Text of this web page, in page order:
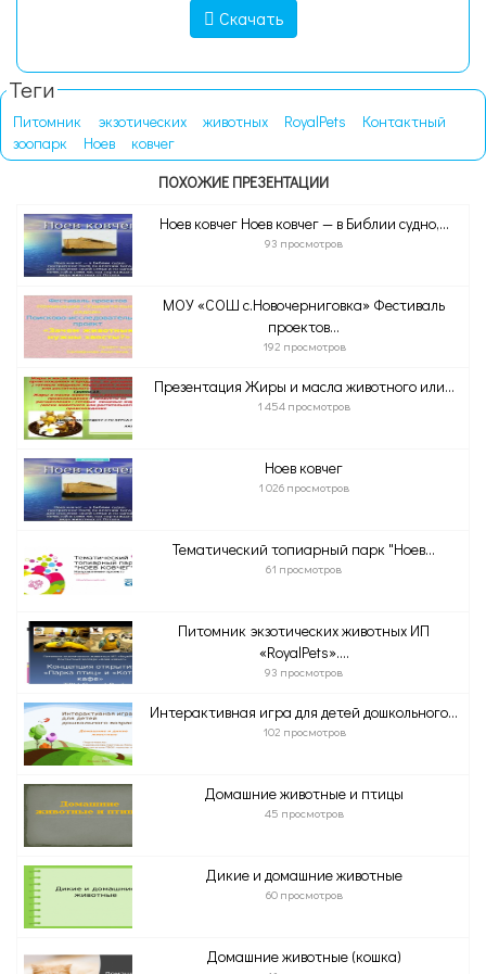
Скачать
Теги
Питомник экзотических животных RoyalPets
Контактный
зоопарк
Ноев
ковчег
ПОХОЖИЕ ПРЕЗЕНТАЦИИ
Ноев ковчег Ноев ковчег — в Библии судно,...
93 просмотров
МОУ «СОШ с.Новочерниговка» Фестиваль
проектов...
192 просмотров
Презентация Жиры и масла животного или...
1 454 просмотров
Ноев ковчег
1 026 просмотров
Тематический топиарный парк "Ноев...
61 просмотров
Питомник экзотических животных ИП
«RoyalPets»....
93 просмотров
Интерактивная игра для детей дошкольного...
102 просмотров
Домашние животные и птицы
45 просмотров
Дикие и домашние животные
60 просмотров
Домашние животные (кошка)